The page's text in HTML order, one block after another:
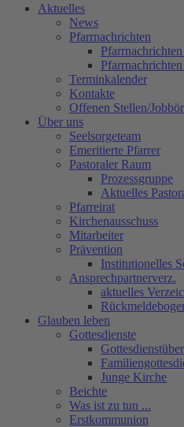
Aktuelles
News
Pfarrnachrichten
Terminkalender
Kontakte
Offenen Stellen/
Über uns
Seelsorgeteam
Emeritierte Pfarrer
Pastoraler Raum
Prozessgruppe
Aktuelles
Pfarreirat
Kirchenausschuss
Mitarbeiter
Prävention
Institutionelles
Ansprechpartnerverz.
aktuelles
Glauben leben
Gottesdienste
Junge Kirche
Beichte
Was ist zu tun ...
Erstkommunion